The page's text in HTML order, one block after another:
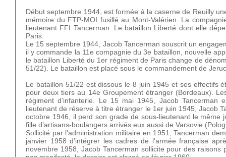
Début septembre 1944, est formée à la caserne de Reuilly
mémoire du FTP-MOI fusillé au Mont-Valérien. La
lieutenant FFI Tancerman. Le bataillon Liberté dont elle
Paris.
Le 15 septembre 1944, Jacob Tancerman souscrit un
il y commande la 11e compagnie du 3e bataillon, nouvelle
le bataillon Liberté du 1er régiment de Paris change de
51/22). Le bataillon est placé sous le commandement de
Le bataillon 51/22 est dissous le 8 juin 1945 et ses effectifs
pour deux tiers au 14e Groupement étranger (Bordeaux).
régiment d’infanterie. Le 15 mai 1945, Jacob
lieutenant de réserve à titre étranger le 1er juin 1945, Jacob
octobre 1946, il perd son grade de sous-lieutenant le
fille d’artisans-boulangers arrivés eux aussi de Varsovie
Sollicité par l’administration militaire en 1951, Tancerman
janvier 1958 d’intégrer les cadres de l’armée française
novembre 1958, Jacob Tancerman sollicite pour des